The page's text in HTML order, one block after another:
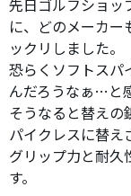
先日ゴルフショッ
に、どのメーカ
ックリしました。
恐らくソフトスパ
んだろうなぁ…と
そうなると替えの
パイクレスに替え
グリップ力と耐
す。